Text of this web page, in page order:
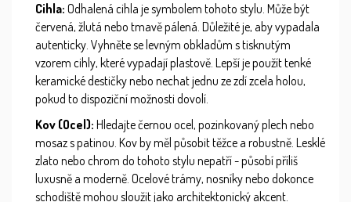
Cihla: Odhalená cihla je symbolem tohoto stylu. Může být
červená, žlutá nebo tmavě pálená. Důležité je, aby vypadala
autenticky. Vyhněte se levným obkladům s tisknutým
vzorem cihly, které vypadají plastově. Lepší je použít tenké
keramické destičky nebo nechat jednu ze zdí zcela holou,
pokud to dispoziční možnosti dovolí.
Kov (Ocel): Hledajte černou ocel, pozinkovaný plech nebo
mosaz s patinou. Kov by měl působit těžce a robustně. Lesklé
zlato nebo chrom do tohoto stylu nepatří - působí příliš
luxusně a moderně. Ocelové trámy, nosníky nebo dokonce
schodiště mohou sloužit jako architektonický akcent.